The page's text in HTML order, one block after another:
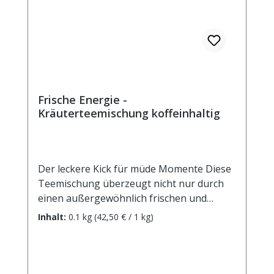
Frische Energie -
Kräuterteemischung koffeinhaltig
Der leckere Kick für müde Momente Diese
Teemischung überzeugt nicht nur durch
einen außergewöhnlich frischen und
runden Geschmack, sondern gibt Körper
Inhalt: 0.1 kg (42,50 € / 1 kg)